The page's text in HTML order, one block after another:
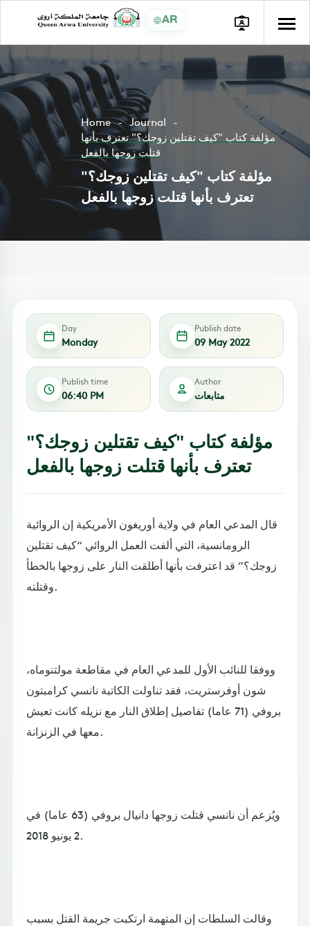
AR
Home
Journal
مؤلفة كتاب "كيف تقتلين زوجك؟" تعترف بأنها
قتلت زوجها بالفعل
مؤلفة كتاب "كيف تقتلين زوجك؟"
تعترف بأنها قتلت زوجها بالفعل
Day
Monday
Publish date
09 May 2022
Publish time
06:40 PM
Author
متابعات
مؤلفة كتاب "كيف تقتلين زوجك؟"
تعترف بأنها قتلت زوجها بالفعل
قال المدعي العام في ولاية أوريغون الأمريكية إن الروائية
الرومانسية، التي ألفت العمل الروائي “كيف تقتلين
زوجك؟” قد اعترفت بأنها أطلقت النار على زوجها بالخطأ
وقتلته.
ووفقا للنائب الأول للمدعي العام في مقاطعة مولتنوماه،
شون أوفرستريت، فقد تناولت الكاتبة نانسي كرامبتون
بروفي (71 عاما) تفاصيل إطلاق النار مع نزيله كانت تعيش
معها في الزنزانة.
ويُزعم أن نانسي قتلت زوجها دانيال بروفي (63 عاما) في
2 يونيو 2018.
وقالت السلطات إن المتهمة ارتكبت جريمة القتل بسبب